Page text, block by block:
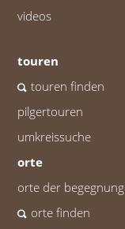
videos
touren
touren finden
pilgertouren
umkreissuche
orte
orte der begegnung
orte finden